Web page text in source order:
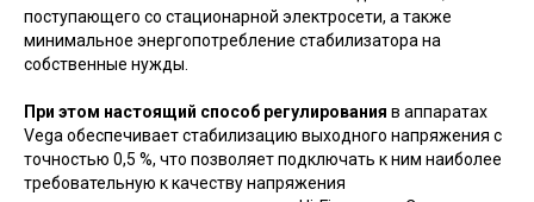
поступающего со стационарной электросети, а также
минимальное энергопотребление стабилизатора на
собственные нужды.
При этом настоящий способ регулирования в аппаратах
Vega обеспечивает стабилизацию выходного напряжения с
точностью 0,5 %, что позволяет подключать к ним наиболее
требовательную к качеству напряжения